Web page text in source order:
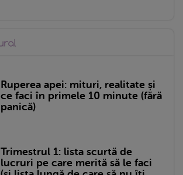
Ruperea apei: mituri, realitate și
ce faci în primele 10 minute (fără
panică)
Trimestrul 1: lista scurtă de
lucruri pe care merită să le faci